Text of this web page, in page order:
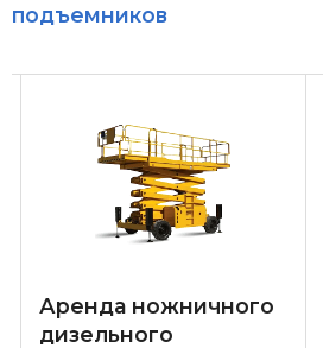
подъемников
Аренда ножничного
дизельного